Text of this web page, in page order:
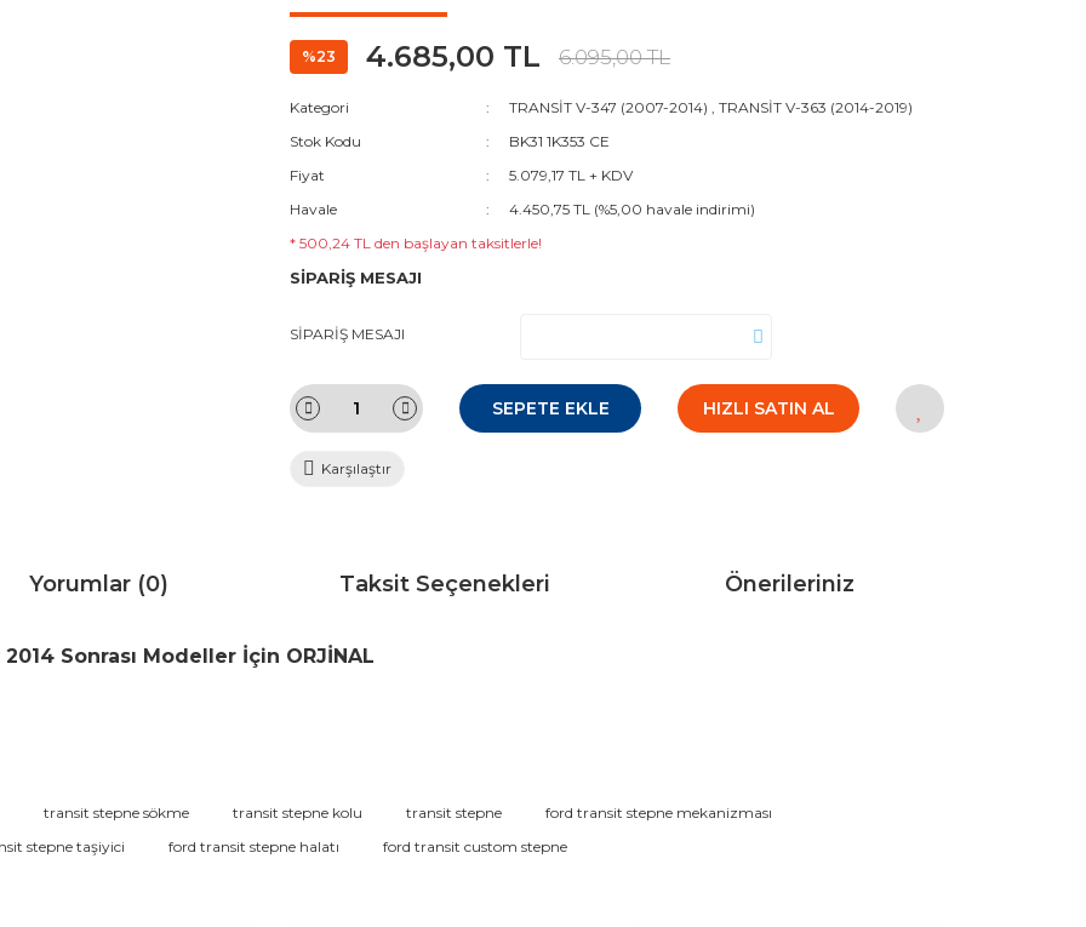
%23 4.685,00 TL 6.095,00 TL
Kategori TRANSİT V-347 (2007-2014) , TRANSİT V-363 (2014-2019)
Stok Kodu
BK31 1K353 CE
Fiyat
5.079,17 TL + KDV
Havale
4.450,75 TL (%5,00 havale indirimi)
* 500,24 TL den başlayan taksitlerle!
SİPARİŞ MESAJI
SİPARİŞ MESAJI
SEPETE EKLE HIZLI SATIN AL
Karşılaştır
Yorumlar (0) Taksit Seçenekleri Önerileriniz
Sonrası Modeller İçin ORJİNAL
Bu ürüne ilk yorumu siz yapın!
ve diğer konularda yetersiz gördüğünüz noktaları öneri formunu kullanarak tarafımıza iletebilirsiniz.
transit stepne sökme transit stepne kolu transit stepne
ford transit stepne mekanizması
stepne taşiyici ford transit stepne halatı ford transit custom stepne